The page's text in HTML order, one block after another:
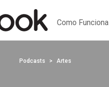
Como Funciona
Podcasts Artes